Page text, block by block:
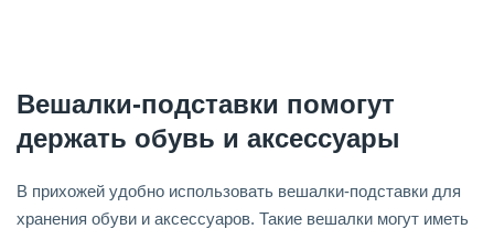
Вешалки-подставки помогут
держать обувь и аксессуары
В прихожей удобно использовать вешалки-подставки для
хранения обуви и аксессуаров. Такие вешалки могут иметь